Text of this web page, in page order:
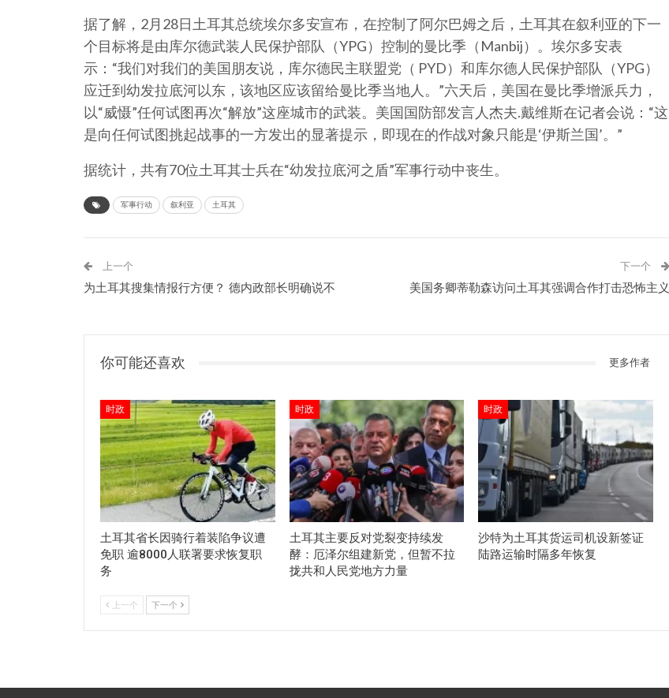
据了解，2月28日土耳其总统埃尔多安宣布，在控制了阿尔巴姆之后，土耳其在叙利亚的下一
个目标将是由库尔德武装人民保护部队（YPG）控制的曼比季（Manbij）。埃尔多安表
示：“我们对我们的美国朋友说，库尔德民主联盟党（ PYD）和库尔德人民保护部队（YPG）
应迁到幼发拉底河以东，该地区应该留给曼比季当地人。”六天后，美国在曼比季增派兵力，
以“威慑”任何试图再次“解放”这座城市的武装。美国国防部发言人杰夫.戴维斯在记者会说：“这
是向任何试图挑起战事的一方发出的显著提示，即现在的作战对象只能是‘伊斯兰国’。”
据统计，共有70位土耳其士兵在“幼发拉底河之盾”军事行动中丧生。
军事行动 叙利亚 土耳其
上一个
为土耳其搜集情报行方便？ 德内政部长明确说不
下一个
美国务卿蒂勒森访问土耳其强调合作打击恐怖主义
你可能还喜欢 更多作者
时政
土耳其省长因骑行着装陷争议遭
免职 逾8000人联署要求恢复职
务
时政
土耳其主要反对党裂变持续发
酵：厄泽尔组建新党，但暂不拉
拢共和人民党地方力量
时政
沙特为土耳其货运司机设新签证
陆路运输时隔多年恢复
上一个 下一个